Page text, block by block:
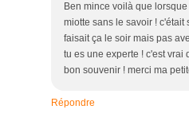
Ben mince voilà que
miotte sans le savoir !
faisait ça le soir mais pas
tu es une experte ! c'est vrai
bon souvenir ! merci ma
Répondre